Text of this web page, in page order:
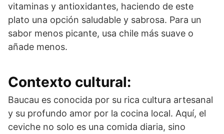
vitaminas y antioxidantes, haciendo de este
plato una opción saludable y sabrosa. Para un
sabor menos picante, usa chile más suave o
añade menos.
Contexto cultural:
Baucau es conocida por su rica cultura artesanal
y su profundo amor por la cocina local. Aquí, el
ceviche no solo es una comida diaria, sino